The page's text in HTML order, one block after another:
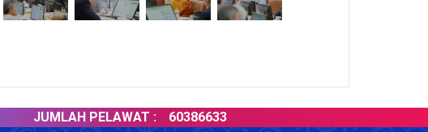
JUMLAH PELAWAT : 60386633